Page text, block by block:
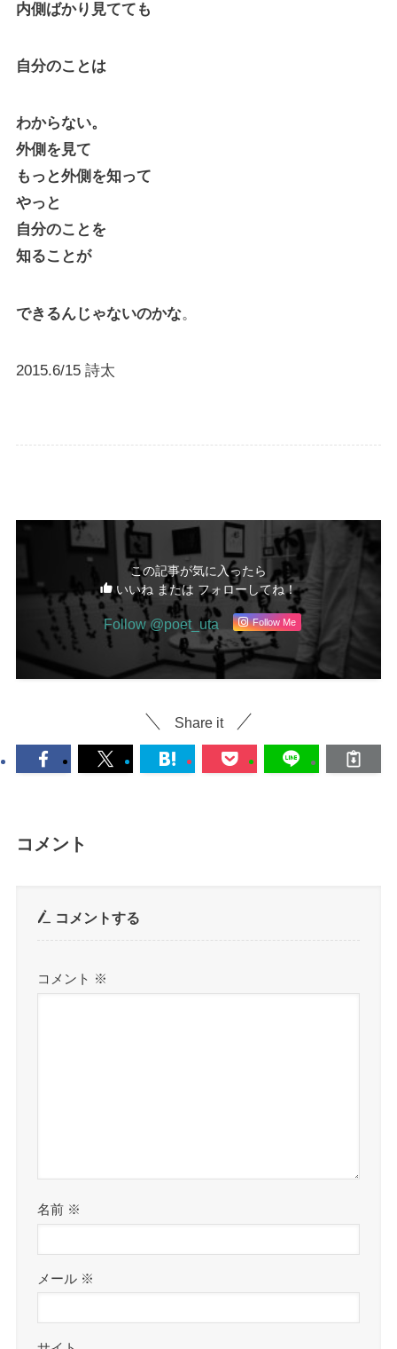
内側ばかり見てても
自分のことは
わからない。
外側を見て
もっと外側を知って
やっと
自分のことを
知ることが
できるんじゃないのかな。
2015.6/15 詩太
この記事が気に入ったら
いいね または フォローしてね！
Follow @poet_uta Follow Me
Share it
コメント
コメントする
コメント ※
名前 ※
メール ※